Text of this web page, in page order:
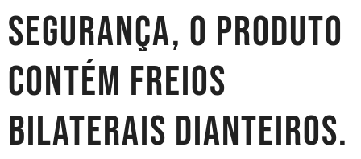
segurança, o produto
contém freios
bilaterais dianteiros.